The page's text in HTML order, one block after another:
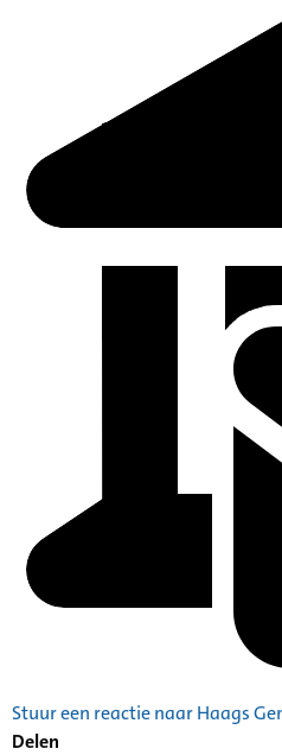
Stuur een reactie naar Haags
Delen